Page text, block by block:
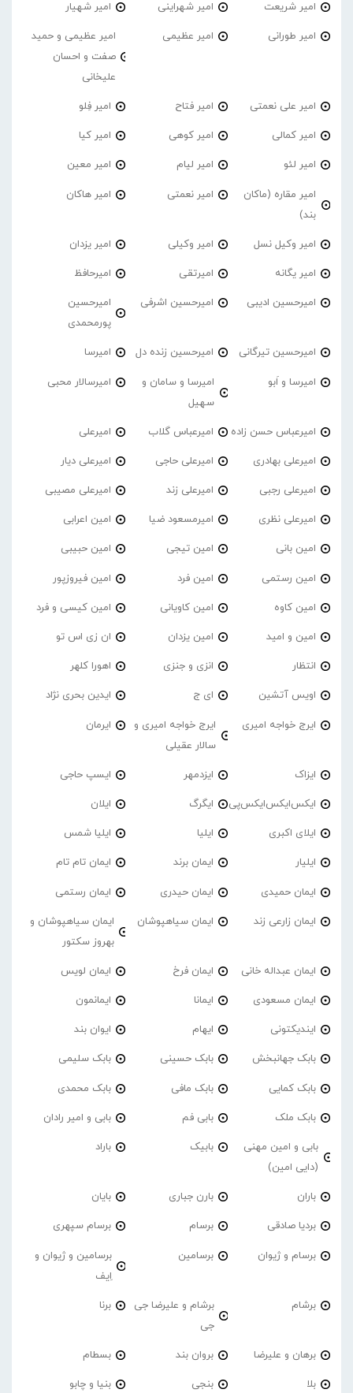
امیر شریعت امیر شهراینی امیر شهیار
امیر طورانی امیر عظیمی
امیر عظیمی و حمید
صفت و احسان
علیخانی
امیر علی نعمتی امیر فتاح امیر فِلو
امیر کمالی امیر کوهی امیر کیا
امیر لئو امیر لیام امیر معین
امیر مقاره (ماکان
بند)
امیر نعمتی امیر هاکان
امیر وکیل نسل امیر وکیلی امیر یزدان
امیر یگانه امیرتقی امیرحافظ
امیرحسین ادیبی امیرحسین اشرفی
امیرحسین
پورمحمدی
امیرحسین تیرگانی امیرحسین زنده دل امیرسا
امیرسا و اَبو
امیرسا و سامان و
سهیل
امیرسالار محبی
امیرعباس حسن زاده امیرعباس گلاب امیرعلی
امیرعلی بهادری امیرعلی حاجی امیرعلی دیار
امیرعلی رجبی امیرعلی زند امیرعلی مصیبی
امیرعلی نظری امیرمسعود ضیا امین اعرابی
امین بانی امین تیجی امین حبیبی
امین رستمی امین فرد امین فیروزپور
امین کاوه امین کاویانی امین کیسی و فرد
امین و امید امین یزدان ان زی اس تو
انتظار انزی و جنزی اهورا کلهر
اویس آتشین ای ج ایدین بحری نژاد
ایرج خواجه امیری
ایرج خواجه امیری و
سالار عقیلی
ایرمان
ایزاک ایزدمهر ایسپ حاجی
ایکس‌ایکس‌ایکس‌پی ایگرگ ایلان
ایلای اکبری ایلیا ایلیا شمس
ایلیار ایمان برند ایمان تام تام
ایمان حمیدی ایمان حیدری ایمان رستمی
ایمان زارعی زند ایمان سیاهپوشان
ایمان سیاهپوشان و
بهروز سکتور
ایمان عبداله خانی ایمان فرخ ایمان لویس
ایمان مسعودی ایمانا ایمانمون
ایندیکتونی ایهام ایوان بند
بابک جهانبخش بابک حسینی بابک سلیمی
بابک کمایی بابک مافی بابک محمدی
بابک ملک بابی فم بابی و امیر رادان
بابی و امین مهنی
(دایی امین)
بابیک باراد
باران بارن جباری بایان
بردیا صادقی برسام برسام سپهری
برسام و ژیوان برسامین
برسامین و ژیوان و
اِیف
برشام
برشام و علیرضا جی
جی
برنا
برهان و علیرضا بروان بند بسطام
بلا بنجی بنیا و چابو